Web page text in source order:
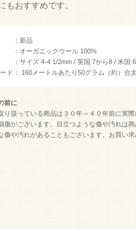
もおすすめです。
新品
ーガニックウール 100%
ズ 4-4 1/2mm / 英国 7から8 / 米国 6
ド： 160メートルあたり50グラム（約）合
前に
り扱っている商品は３０年～４０年前に実
傷がございます。目立つような傷や汚れは
傷や汚れがあることもございます。お買い